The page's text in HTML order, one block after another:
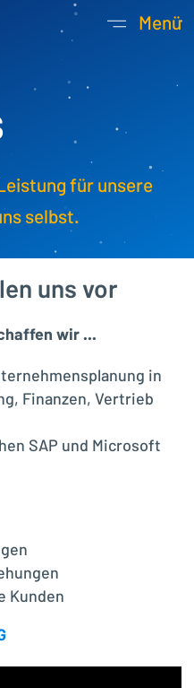
Menü
für unsere
selbst.
uns vor
wir ...
in
Finanzen, Vertrieb
SAP und Microsoft
Kunden